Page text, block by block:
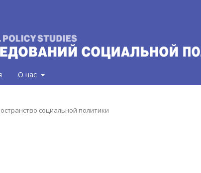
О нас
социальной политики